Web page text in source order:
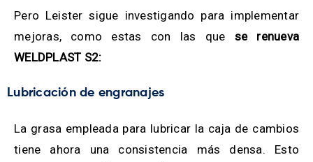
Pero Leister sigue investigando para implementar
mejoras, como estas con las que se renueva
WELDPLAST S2:
Lubricación de engranajes
La grasa empleada para lubricar la caja de cambios
tiene ahora una consistencia más densa. Esto